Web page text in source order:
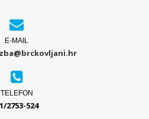
E-MAIL
TELEFON
2753-524